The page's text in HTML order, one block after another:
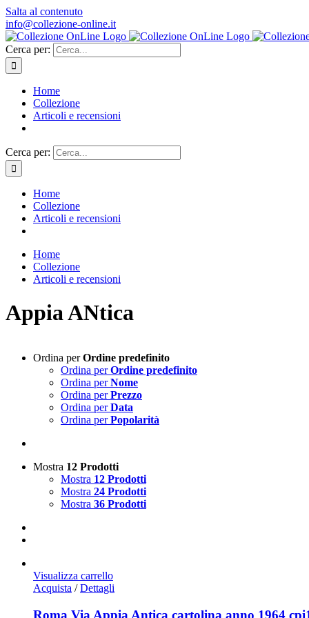
Salta al contenuto
info@collezione-online.it
Cerca per:
Home
Collezione
Articoli e recensioni
Cerca per:
Home
Collezione
Articoli e recensioni
Home
Collezione
Articoli e recensioni
Appia ANtica
Ordina perOrdine predefinito
Ordina perOrdine predefinito
Ordina perNome
Ordina perPrezzo
Ordina perData
Ordina perPopolarità
Mostra 12 Prodotti
Mostra 12 Prodotti
Mostra 24 Prodotti
Mostra 36 Prodotti
Visualizza carrello
Acquista / Dettagli
Roma Via Appia Antica cartolina anno 1964